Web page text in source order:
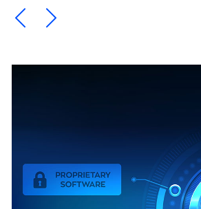
Ein Element zurück blättern
Ein Element weiter blättern